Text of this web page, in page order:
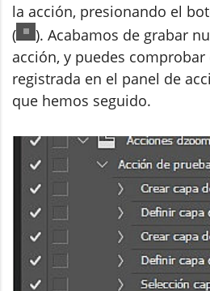
la acción, presionando el
(
). Acabamos de grabar
acción, y puedes
registrada en el panel de
que hemos seguido.